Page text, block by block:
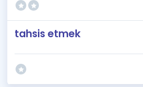
tahsis etmek